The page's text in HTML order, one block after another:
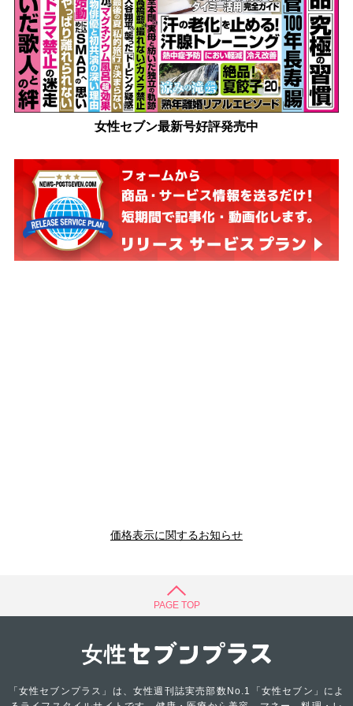
女性セブン最新号好評発売中
価格表示に関するお知らせ
PAGE TOP
「女性セブンプラス」は、女性週刊誌実売部数No.1「女性セブン」によ